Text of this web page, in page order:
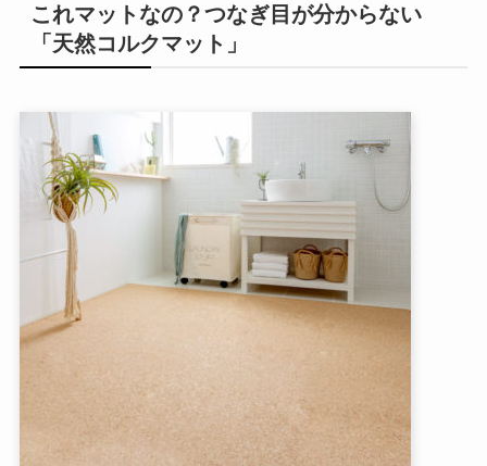
これマットなの？つなぎ目が分からない
「天然コルクマット」